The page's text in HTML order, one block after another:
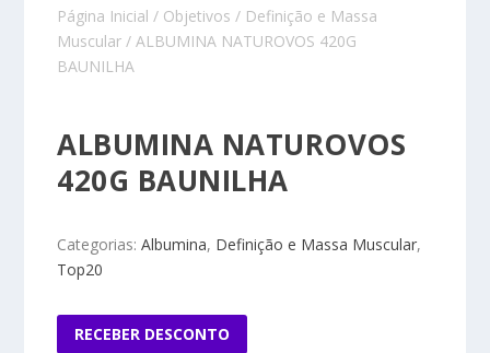
Página Inicial / Objetivos / Definição e Massa
Muscular / ALBUMINA NATUROVOS 420G
BAUNILHA
ALBUMINA NATUROVOS
420G BAUNILHA
Categorias:Albumina, Definição e Massa Muscular,
Top20
RECEBER DESCONTO